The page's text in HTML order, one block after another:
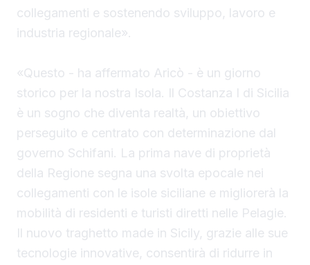
collegamenti e sostenendo sviluppo, lavoro e
industria regionale».
«Questo - ha affermato Aricò - è un giorno
storico per la nostra Isola. Il Costanza I di Sicilia
è un sogno che diventa realtà, un obiettivo
perseguito e centrato con determinazione dal
governo Schifani. La prima nave di proprietà
della Regione segna una svolta epocale nei
collegamenti con le isole siciliane e migliorerà la
mobilità di residenti e turisti diretti nelle Pelagie.
Il nuovo traghetto made in Sicily, grazie alle sue
tecnologie innovative, consentirà di ridurre in